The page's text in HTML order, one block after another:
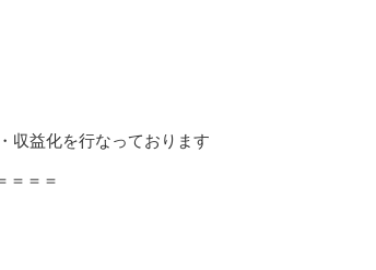
収益化を行なっております
＝＝＝